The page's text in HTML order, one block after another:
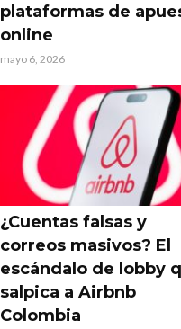
plataformas de
online
mayo 6, 2026
¿Cuentas falsas y
correos masivos? El
escándalo de lobby
salpica a Airbnb
Colombia